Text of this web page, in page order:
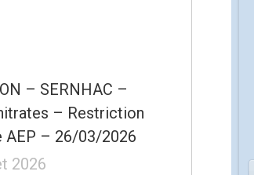
– SERNHAC –
– Restriction
AEP – 26/03/2026
2026